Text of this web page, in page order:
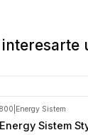
Energy Sistem
Sistem